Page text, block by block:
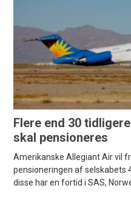
Flere end 30
skal pensioneres
Amerikanske Allegiant Air vil
pensioneringen af selskabets
disse har en fortid i SAS,